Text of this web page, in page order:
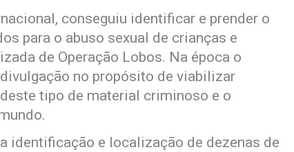
conseguiu identificar e prender o
para o abuso sexual de crianças e
de Operação Lobos. Na época o
no propósito de viabilizar
tipo de material criminoso e o
identificação e localização de dezenas de